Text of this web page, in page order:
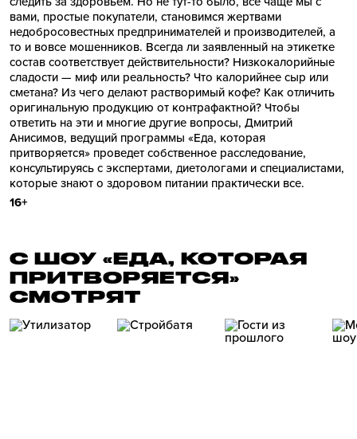
вами, простые покупатели, становимся жертвами
недобросовестных предпринимателей и производителей, а
то и вовсе мошенников. Всегда ли заявленный на этикетке
состав соответствует действительности? Низкокалорийные
сладости — миф или реальность? Что калорийнее сыр или
сметана? Из чего делают растворимый кофе? Как отличить
оригинальную продукцию от контрафактной? Чтобы
ответить на эти и многие другие вопросы, Дмитрий
Анисимов, ведущий программы «Еда, которая
притворяется» проведет собственное расследование,
консультируясь с экспертами, диетологами и специалистами,
которые знают о здоровом питании практически все.
16+
С ШОУ «ЕДА, КОТОРАЯ
ПРИТВОРЯЕТСЯ»
СМОТРЯТ